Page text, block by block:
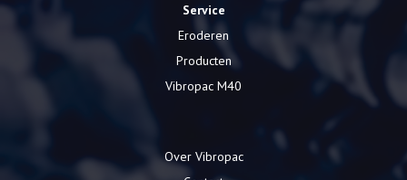
Service
Eroderen
Producten
Vibropac M40
Over Vibropac